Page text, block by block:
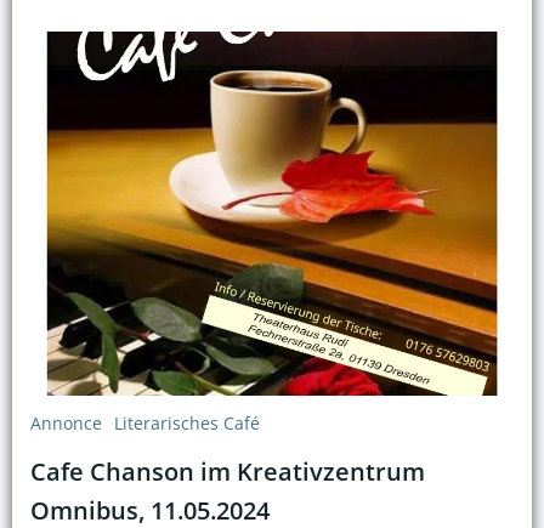
Annonce Literarisches Café
Cafe Chanson im Kreativzentrum
Omnibus, 11.05.2024